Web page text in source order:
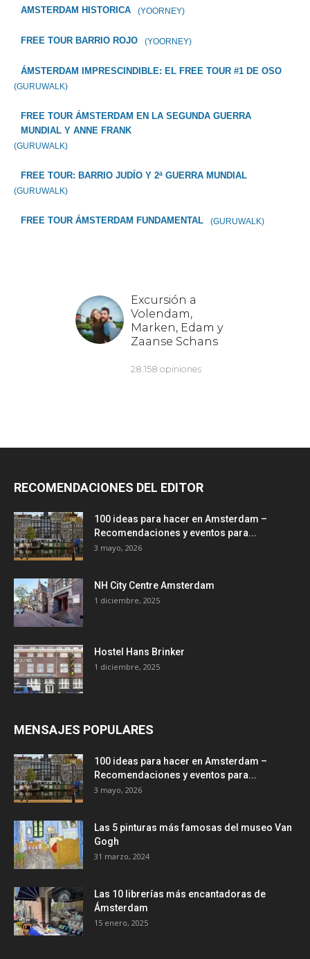
AMSTERDAM HISTORICA (YOORNEY)
FREE TOUR BARRIO ROJO (YOORNEY)
ÁMSTERDAM IMPRESCINDIBLE: EL FREE TOUR #1 DE OSO
(GURUWALK)
FREE TOUR ÁMSTERDAM EN LA SEGUNDA GUERRA
MUNDIAL Y ANNE FRANK
(GURUWALK)
FREE TOUR: BARRIO JUDÍO Y 2ª GUERRA MUNDIAL
(GURUWALK)
FREE TOUR ÁMSTERDAM FUNDAMENTAL (GURUWALK)
RECOMENDACIONES DEL EDITOR
100 ideas para hacer en Amsterdam –
Recomendaciones y eventos para...
3 mayo, 2026
NH City Centre Amsterdam
1 diciembre, 2025
Hostel Hans Brinker
1 diciembre, 2025
MENSAJES POPULARES
100 ideas para hacer en Amsterdam –
Recomendaciones y eventos para...
3 mayo, 2026
Las 5 pinturas más famosas del museo Van
Gogh
31 marzo, 2024
Las 10 librerías más encantadoras de
Ámsterdam
15 enero, 2025